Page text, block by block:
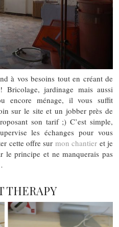
à vos besoins tout en créant de
jardinage mais aussi
encore ménage, il vous suffit
sur le site et un jobber près de
son tarif ;) C’est simple,
les échanges pour vous
cette offre sur mon chantier et je
le principe et ne manquerais pas
THERAPY